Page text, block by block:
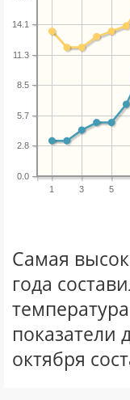
1 3 5
0.0
2.8
5.7
8.5
11.3
14.1
Самая
года
показатели
октября